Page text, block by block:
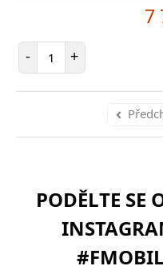
7
- Počet položek
+
PODĚLTE SE
#FMOBIL